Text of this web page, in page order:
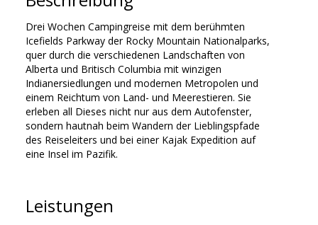
Drei Wochen Campingreise mit dem berühmten
Icefields Parkway der Rocky Mountain Nationalparks,
quer durch die verschiedenen Landschaften von
Alberta und Britisch Columbia mit winzigen
Indianersiedlungen und modernen Metropolen und
einem Reichtum von Land- und Meerestieren. Sie
erleben all Dieses nicht nur aus dem Autofenster,
sondern hautnah beim Wandern der Lieblingspfade
des Reiseleiters und bei einer Kajak Expedition auf
eine Insel im Pazifik.
Leistungen